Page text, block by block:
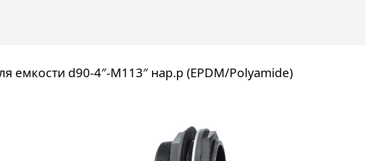
емкости d90-4″-M113″ нар.р (EPDM/Polyamide)